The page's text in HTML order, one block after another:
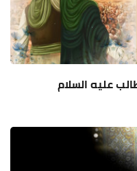
عليه السلام